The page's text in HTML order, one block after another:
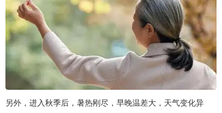
另外，进入秋季后，暑热刚尽，早晚温差大，天气变化异